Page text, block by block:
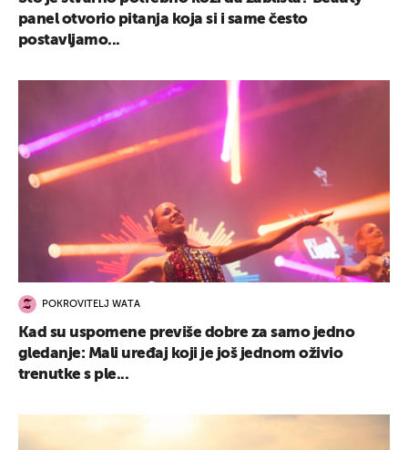
panel otvorio pitanja koja si i same često
postavljamo...
POKROVITELJ WATA
Kad su uspomene previše dobre za samo jedno
gledanje: Mali uređaj koji je još jednom oživio
trenutke s ple...